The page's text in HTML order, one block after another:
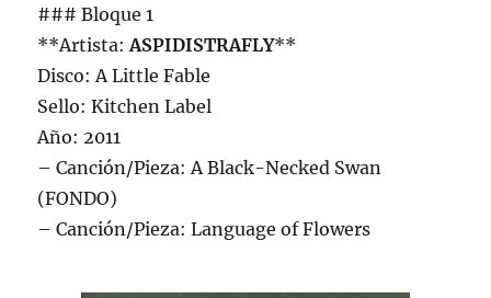
### Bloque 1
**Artista:ASPIDISTRAFLY**
Disco: A Little Fable
Sello: Kitchen Label
Año: 2011
– Canción/Pieza: A Black-Necked Swan
(FONDO)
– Canción/Pieza: Language of Flowers